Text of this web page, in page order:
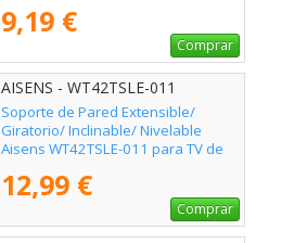
9,19 €
Comprar
AISENS - WT42TSLE-011
Soporte de Pared Extensible/
Giratorio/ Inclinable/ Nivelable
Aisens WT42TSLE-011 para TV de
12,99 €
Comprar